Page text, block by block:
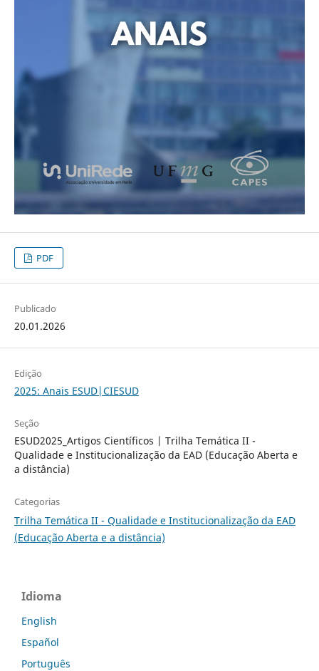
PDF
Publicado
20.01.2026
Edição
2025: Anais ESUD|CIESUD
Seção
ESUD2025_Artigos Científicos | Trilha Temática II -
Qualidade e Institucionalização da EAD (Educação Aberta e
a distância)
Categorias
Trilha Temática II - Qualidade e Institucionalização da EAD
(Educação Aberta e a distância)
Idioma
English
Español
Português